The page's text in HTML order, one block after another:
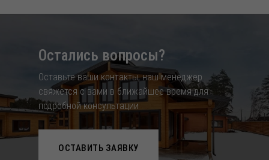
Остались вопросы?
Оставьте ваши контакты, наш менеджер
свяжется с вами в ближайшее время для
подробной консультации
ОСТАВИТЬ ЗАЯВКУ